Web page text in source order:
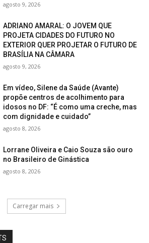
agosto 9, 2026
ADRIANO AMARAL: O JOVEM QUE
PROJETA CIDADES DO FUTURO NO
EXTERIOR QUER PROJETAR O FUTURO DE
BRASÍLIA NA CÂMARA
agosto 9, 2026
Em vídeo, Silene da Saúde (Avante)
propõe centros de acolhimento para
idosos no DF: “É como uma creche, mas
com dignidade e cuidado”
agosto 8, 2026
Lorrane Oliveira e Caio Souza são ouro
no Brasileiro de Ginástica
agosto 8, 2026
Carregar mais